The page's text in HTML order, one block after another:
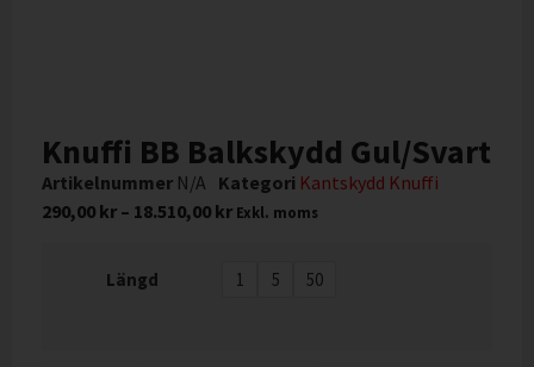
Knuffi BB Balkskydd Gul/Svart
Artikelnummer N/A Kategori Kantskydd Knuffi
290,00 kr – 18.510,00 kr Exkl. moms
Längd 1 5 50